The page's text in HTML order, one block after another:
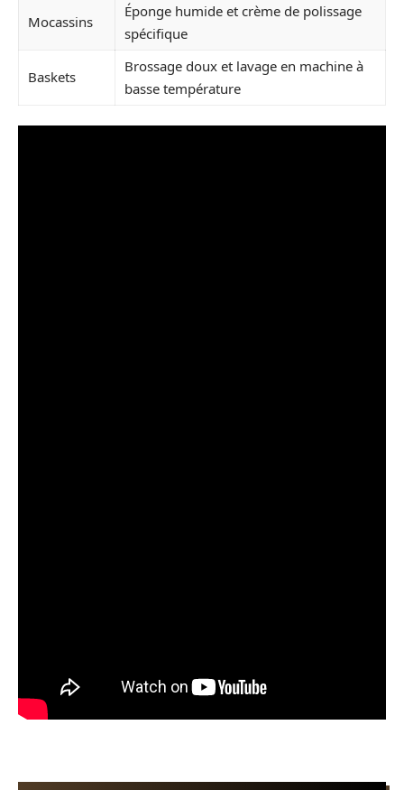
Mocassins
Éponge humide et crème de polissage
spécifique
Baskets
Brossage doux et lavage en machine à
basse température